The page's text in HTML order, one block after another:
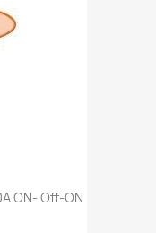
ON- Off-ON